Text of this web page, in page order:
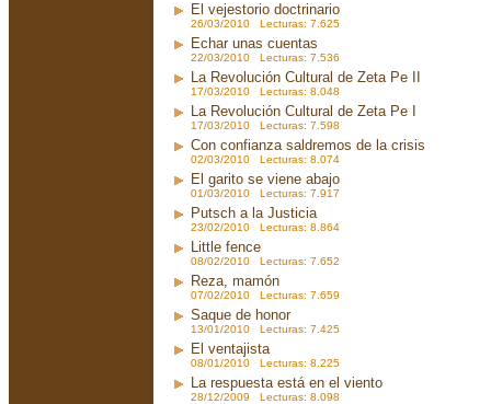
El vejestorio doctrinario
26/03/2010 Lecturas: 7.625
Echar unas cuentas
22/03/2010 Lecturas: 7.536
La Revolución Cultural de Zeta Pe II
17/03/2010 Lecturas: 8.048
La Revolución Cultural de Zeta Pe I
17/03/2010 Lecturas: 7.598
Con confianza saldremos de la crisis
02/03/2010 Lecturas: 8.074
El garito se viene abajo
01/03/2010 Lecturas: 7.917
Putsch a la Justicia
23/02/2010 Lecturas: 8.864
Little fence
08/02/2010 Lecturas: 7.652
Reza, mamón
07/02/2010 Lecturas: 7.659
Saque de honor
13/01/2010 Lecturas: 7.425
El ventajista
08/01/2010 Lecturas: 8.225
La respuesta está en el viento
28/12/2009 Lecturas: 8.098